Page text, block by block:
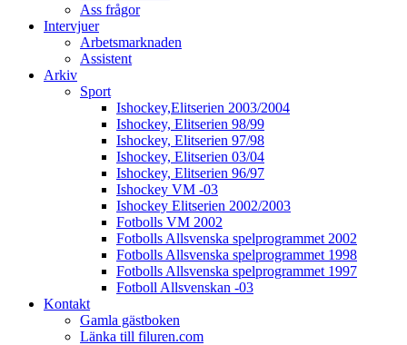
Ass frågor
Intervjuer
Arbetsmarknaden
Assistent
Arkiv
Sport
Ishockey,Elitserien 2003/2004
Ishockey, Elitserien 98/99
Ishockey, Elitserien 97/98
Ishockey, Elitserien 03/04
Ishockey, Elitserien 96/97
Ishockey VM -03
Ishockey Elitserien 2002/2003
Fotbolls VM 2002
Fotbolls Allsvenska spelprogrammet 2002
Fotbolls Allsvenska spelprogrammet 1998
Fotbolls Allsvenska spelprogrammet 1997
Fotboll Allsvenskan -03
Kontakt
Gamla gästboken
Länka till filuren.com